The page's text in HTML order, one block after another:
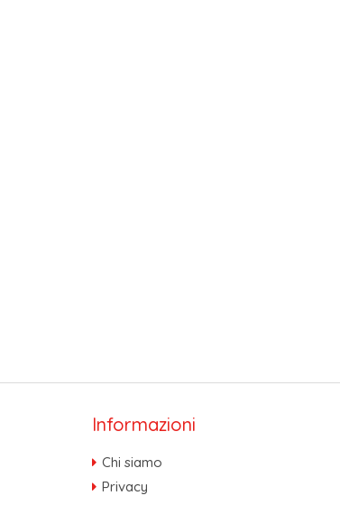
Informazioni
Chi siamo
Privacy